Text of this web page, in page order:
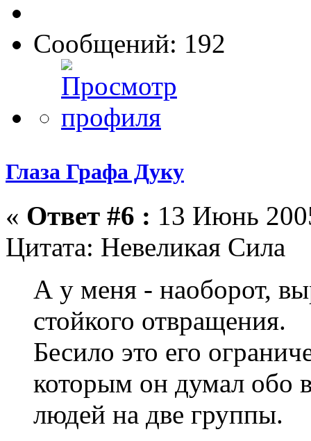
Сообщений: 192
Глаза Графа Дуку
« Ответ #6 : 13 Июнь
Цитата: Невеликая Сила
А у меня - наоборот,
стойкого отвращения.
Бесило это его
которым он думал обо
людей на две группы.